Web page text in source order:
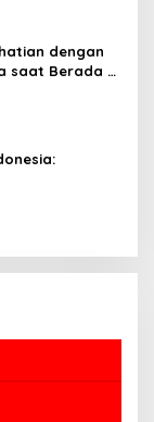
dengan
saat Berada di